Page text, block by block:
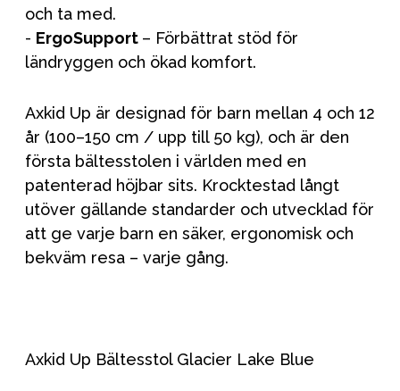
och ta med.
- ErgoSupport – Förbättrat stöd för
ländryggen och ökad komfort.
Axkid Up är designad för barn mellan 4 och 12
år (100–150 cm / upp till 50 kg), och är den
första bältesstolen i världen med en
patenterad höjbar sits. Krocktestad långt
utöver gällande standarder och utvecklad för
att ge varje barn en säker, ergonomisk och
bekväm resa – varje gång.
Axkid Up Bältesstol Glacier Lake Blue